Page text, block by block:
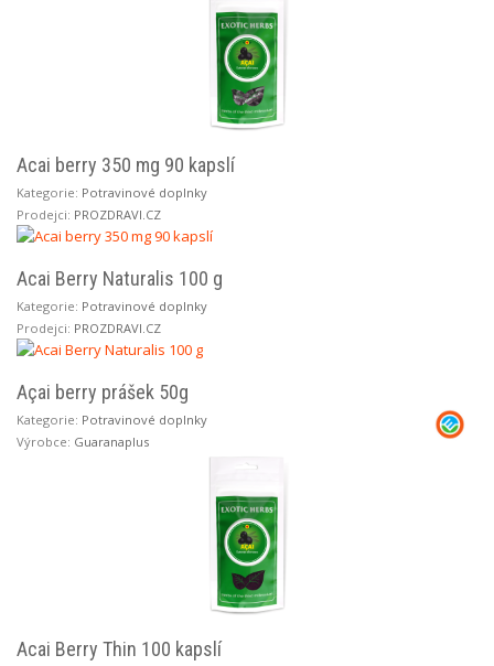
Acai berry 350 mg 90 kapslí
Kategorie: Potravinové doplnky
Prodejci: PROZDRAVI.CZ
Acai Berry Naturalis 100 g
Kategorie: Potravinové doplnky
Prodejci: PROZDRAVI.CZ
Açai berry prášek 50g
Kategorie: Potravinové doplnky
Výrobce: Guaranaplus
Acai Berry Thin 100 kapslí